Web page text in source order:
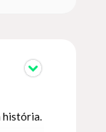
história.